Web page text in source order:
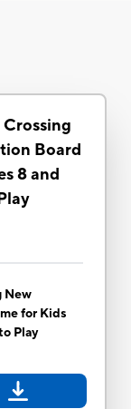
Board
8 and
New
for Kids
Play